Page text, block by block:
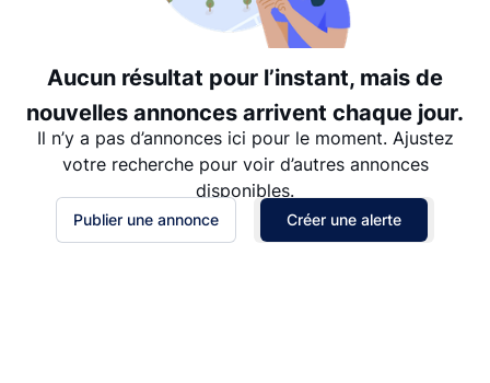
Aucun résultat pour l’instant, mais de
nouvelles annonces arrivent chaque jour.
Il n’y a pas d’annonces ici pour le moment. Ajustez
votre recherche pour voir d’autres annonces
disponibles.
Publier une annonce Créer une alerte